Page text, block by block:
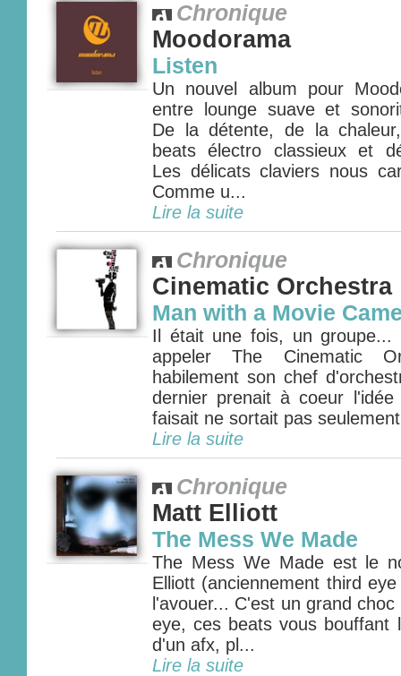
Chronique
Moodorama
Listen
Un nouvel album pour
entre lounge suave et
De la détente, de la
beats électro classieux et
Les délicats claviers nous
Comme u...
Lire la suite
Chronique
Cinematic Orchestra
Man with a Movie
Il était une fois, un groupe...
appeler The Cinematic
habilement son chef
dernier prenait à coeur
faisait ne sortait pas
Lire la suite
Chronique
Matt Elliott
The Mess We Made
The Mess We Made est le
Elliott (anciennement third
l'avouer... C'est un grand
eye, ces beats vous bouffant
d'un afx, pl...
Lire la suite